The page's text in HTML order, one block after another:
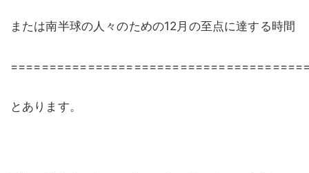
または南半球の人々のための12月の至点に達する時間
とあります。